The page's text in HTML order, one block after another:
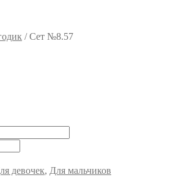
/Сет №8.57
девочек, Для мальчиков